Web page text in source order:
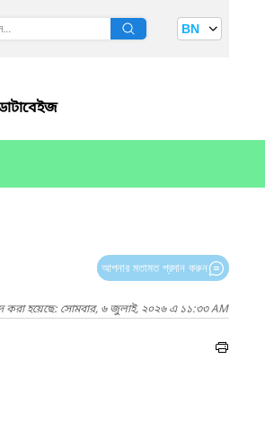
BN
আপনার মতামত প্রদান করুন
করা হয়েছে: সোমবার, ৬ জুলাই, ২০২৬ এ ১১:৩৩ AM